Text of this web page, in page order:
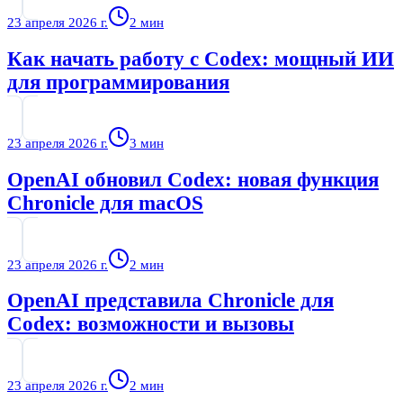
23 апреля 2026 г. 2 мин
Как начать работу с Codex: мощный ИИ
для программирования
23 апреля 2026 г. 3 мин
OpenAI обновил Codex: новая функция
Chronicle для macOS
23 апреля 2026 г. 2 мин
OpenAI представила Chronicle для
Codex: возможности и вызовы
23 апреля 2026 г. 2 мин